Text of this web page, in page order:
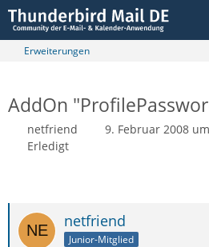
Erweiterungen
AddOn
netfriend 9. Februar 2008
Erledigt
netfriend
Junior-Mitglied